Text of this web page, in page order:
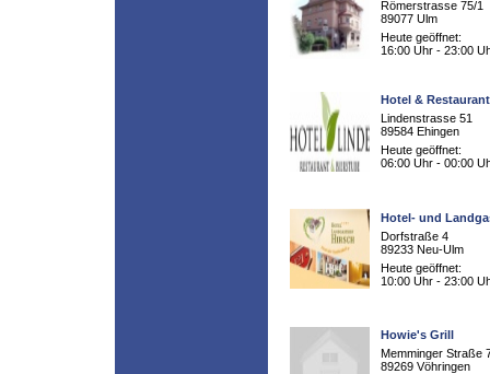
Römerstrasse 75/1
89077 Ulm
Heute geöffnet:
16:00 Uhr - 23:00
Hotel &
Lindenstrasse 51
89584 Ehingen
Heute geöffnet:
06:00 Uhr - 00:00
Hotel- und
Dorfstraße 4
89233 Neu-Ulm
Heute geöffnet:
10:00 Uhr - 23:00
Howie's Grill
Memminger Straße
89269 Vöhringen